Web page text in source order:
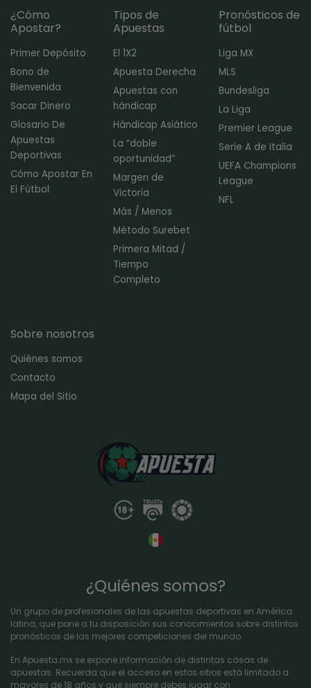
¿Cómo
Apostar?
Primer Depósito
Bono de
Bienvenida
Sacar Dinero
Glosario De
Apuestas
Deportivas
Cómo Apostar En
El Fútbol
Tipos de
Apuestas
El 1X2
Apuesta Derecha
Apuestas con
hándicap
Hándicap Asiático
La “doble
oportunidad”
Margen de
Victoria
Más / Menos
Método Surebet
Primera Mitad /
Tiempo
Completo
Pronósticos de
fútbol
Liga MX
MLS
Bundesliga
La Liga
Premier League
Serie A de Italia
UEFA Champions
League
NFL
Sobre nosotros
Quiénes somos
Contacto
Mapa del Sitio
¿Quiénes somos?
Un grupo de profesionales de las apuestas deportivas en América
latina, que pone a tu disposición sus conocimientos sobre distintos
pronósticos de las mejores competiciones del mundo.
En Apuesta.mx se expone información de distintas casas de
apuestas. Recuerda que el acceso en estos sitios está limitado a
mayores de 18 años y que siempre debes jugar con